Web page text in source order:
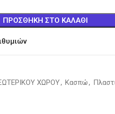
ΠΡΟΣΘΉΚΗ ΣΤΟ ΚΑΛΆΘΙ
ΧΩΡΟΥ, Κασπώ,